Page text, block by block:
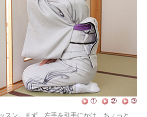
① ② ③
スン。まず、左手を引手にかけ、ちょっと